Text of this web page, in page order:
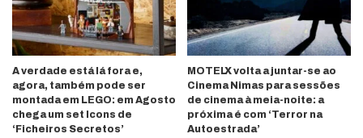
A verdade está lá fora e,
agora, também pode ser
montada em LEGO: em Agosto
chega um set Icons de
‘Ficheiros Secretos’
MOTELX volta a juntar-se ao
Cinema Nimas para sessões
de cinema à meia-noite: a
próxima é com ‘Terror na
Autoestrada’